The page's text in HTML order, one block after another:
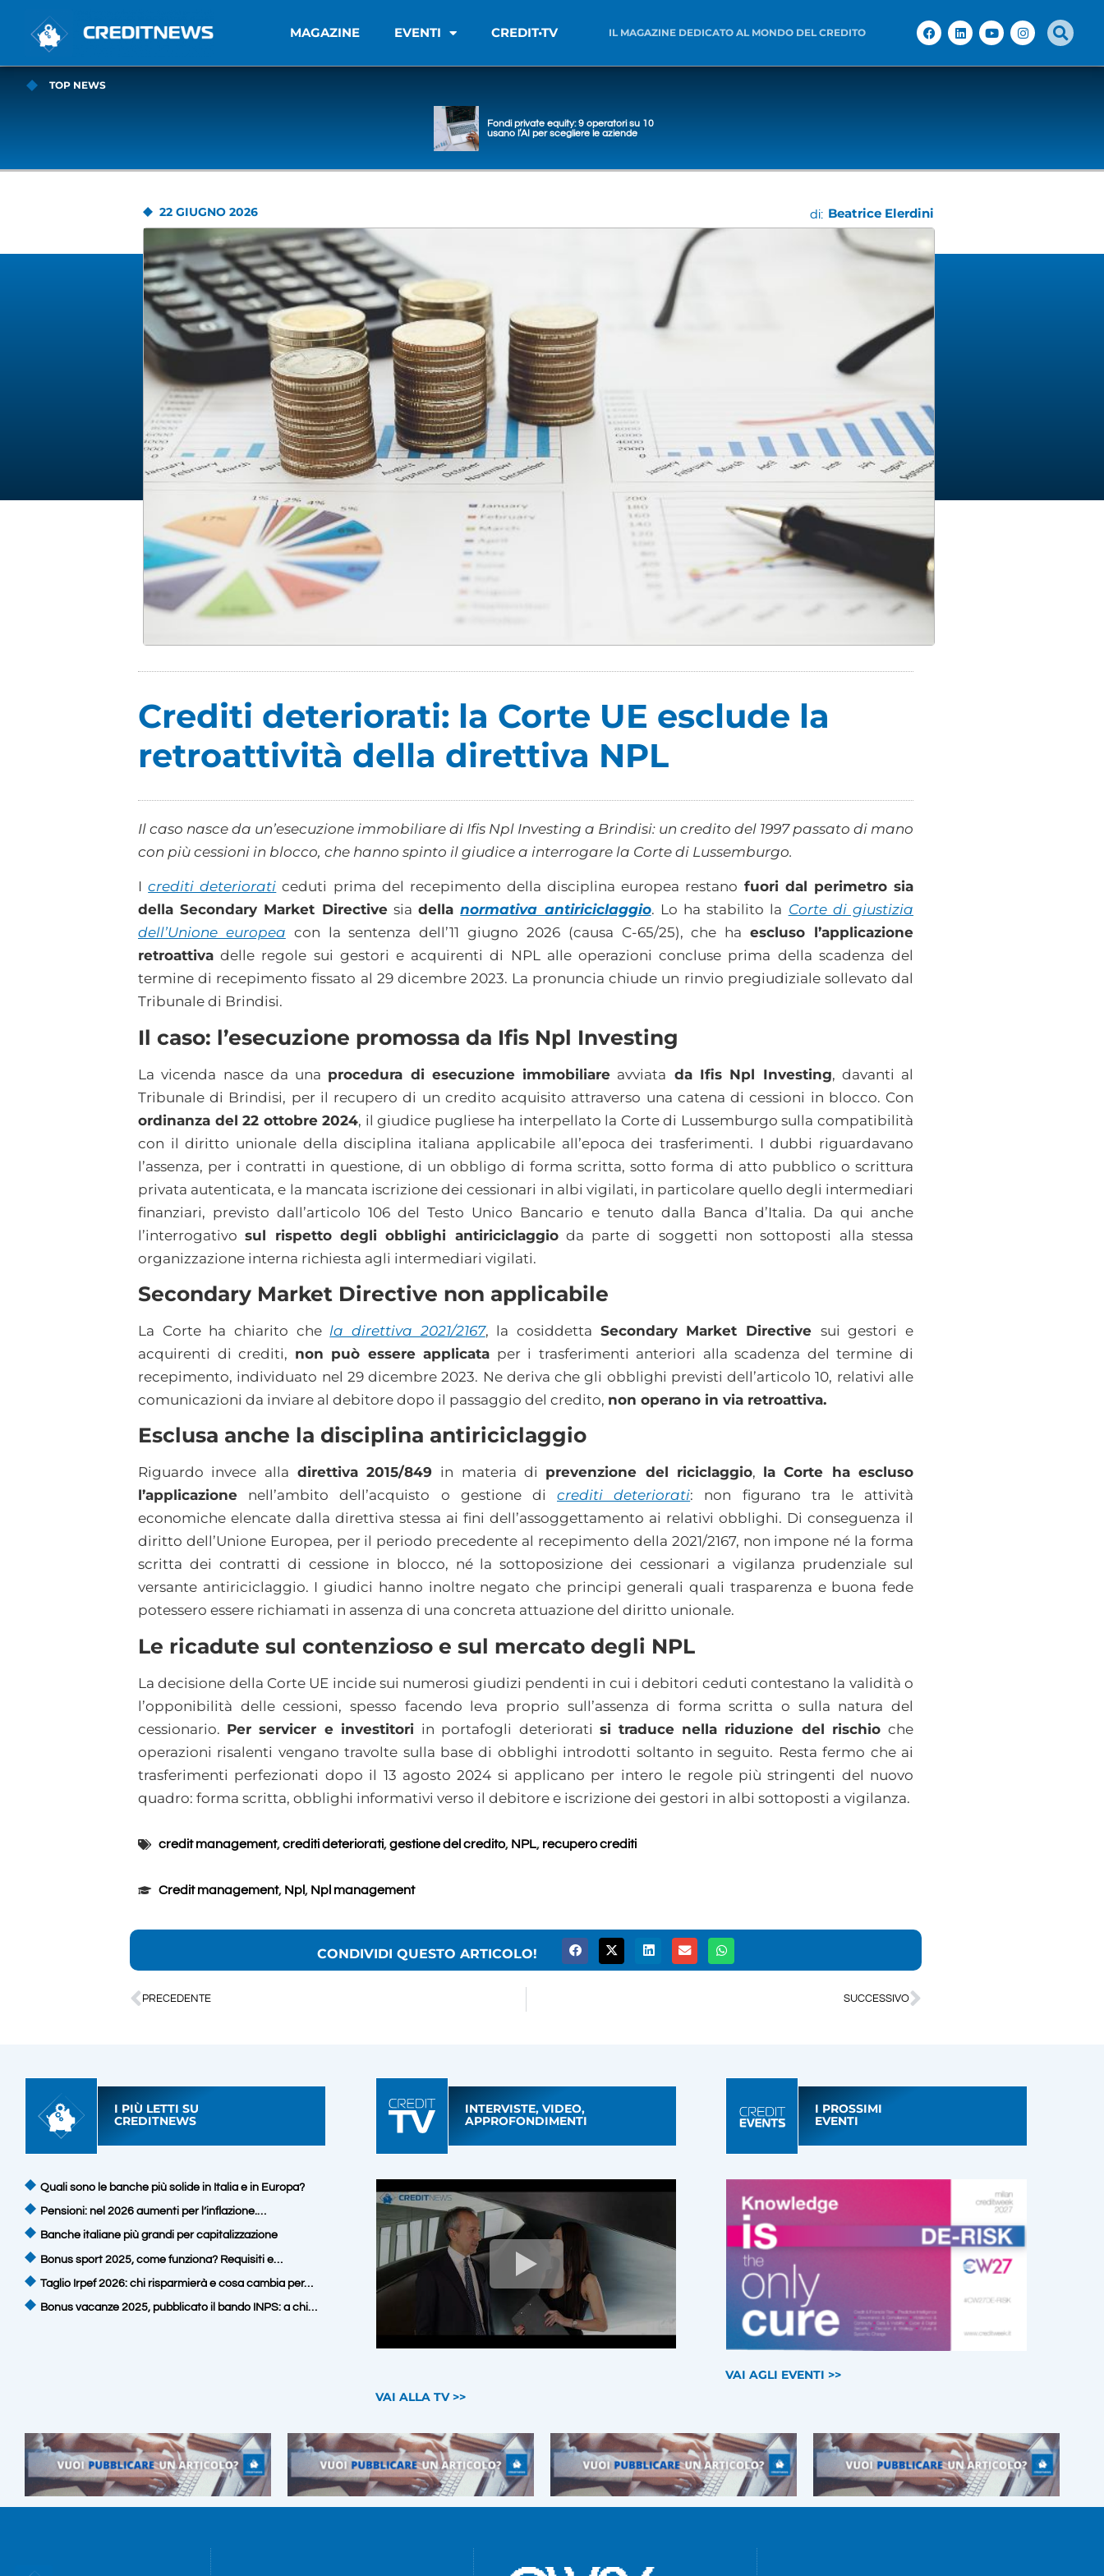
MAGAZINE EVENTI CREDIT•TV IL MAGAZINE DEDICATO AL MONDO DEL CREDITO
TOP NEWS
Fondi private equity: 9 operatori su 10
usano l’AI per scegliere le aziende
22 GIUGNO 2026 di: Beatrice Elerdini
Crediti deteriorati: la Corte UE esclude la
retroattività della direttiva NPL
Il caso nasce da un’esecuzione immobiliare di Ifis Npl Investing a Brindisi: un credito del 1997 passato di mano
con più cessioni in blocco, che hanno spinto il giudice a interrogare la Corte di Lussemburgo.
Icrediti deteriorati ceduti prima del recepimento della disciplina europea restano fuori dal perimetro sia
della Secondary Market Directivesiadellanormativa antiriciclaggio. Lo ha stabilito la Corte di giustizia
dell’Unione europea con la sentenza dell’11 giugno 2026 (causa C-65/25), che haescluso l’applicazione
retroattiva delle regole sui gestori e acquirenti di NPL alle operazioni concluse prima della scadenza del
termine di recepimento fissato al 29 dicembre 2023. La pronuncia chiude un rinvio pregiudiziale sollevato dal
Tribunale di Brindisi.
Il caso: l’esecuzione promossa da Ifis Npl Investing
La vicenda nasce da una procedura di esecuzione immobiliare avviata da Ifis Npl Investing, davanti al
Tribunale di Brindisi, per il recupero di un credito acquisito attraverso una catena di cessioni in blocco. Con
ordinanza del 22 ottobre 2024, il giudice pugliese ha interpellato la Corte di Lussemburgo sulla compatibilità
con il diritto unionale della disciplina italiana applicabile all’epoca dei trasferimenti. I dubbi riguardavano
l’assenza, per i contratti in questione, di un obbligo di forma scritta, sotto forma di atto pubblico o scrittura
privata autenticata, e la mancata iscrizione dei cessionari in albi vigilati, in particolare quello degli intermediari
finanziari, previsto dall’articolo 106 del Testo Unico Bancario e tenuto dalla Banca d’Italia. Da qui anche
l’interrogativosul rispetto degli obblighi antiriciclaggioda parte di soggetti non sottoposti alla stessa
organizzazione interna richiesta agli intermediari vigilati.
Secondary Market Directive non applicabile
La Corte ha chiarito chela direttiva 2021/2167, la cosiddetta Secondary Market Directive sui gestori e
acquirenti di crediti, non può essere applicata per i trasferimenti anteriori alla scadenza del termine di
recepimento, individuato nel 29 dicembre 2023. Ne deriva che gli obblighi previsti dell’articolo 10, relativi alle
comunicazioni da inviare al debitore dopo il passaggio del credito, non operano in via retroattiva.
Esclusa anche la disciplina antiriciclaggio
Riguardo invece alla direttiva 2015/849 in materia di prevenzione del riciclaggio, la Corte ha escluso
l’applicazione nell’ambito dell’acquisto o gestione di crediti deteriorati: non figurano tra le attività
economiche elencate dalla direttiva stessa ai fini dell’assoggettamento ai relativi obblighi. Di conseguenza il
diritto dell’Unione Europea, per il periodo precedente al recepimento della 2021/2167, non impone né la forma
scritta dei contratti di cessione in blocco, né la sottoposizione dei cessionari a vigilanza prudenziale sul
versante antiriciclaggio. I giudici hanno inoltre negato che principi generali quali trasparenza e buona fede
potessero essere richiamati in assenza di una concreta attuazione del diritto unionale.
Le ricadute sul contenzioso e sul mercato degli NPL
La decisione della Corte UE incide sui numerosi giudizi pendenti in cui i debitori ceduti contestano la validità o
l’opponibilità delle cessioni, spesso facendo leva proprio sull’assenza di forma scritta o sulla natura del
cessionario. Per servicer e investitori in portafogli deteriorati si traduce nella riduzione del rischioche
operazioni risalenti vengano travolte sulla base di obblighi introdotti soltanto in seguito. Resta fermo che ai
trasferimenti perfezionati dopo il 13 agosto 2024 si applicano per intero le regole più stringenti del nuovo
quadro: forma scritta, obblighi informativi verso il debitore e iscrizione dei gestori in albi sottoposti a vigilanza.
credit management,crediti deteriorati,gestione del credito, NPL, recupero crediti
Credit management, Npl , Npl management
CONDIVIDI QUESTO ARTICOLO!
PRECEDENTE SUCCESSIVO
I PIÙ LETTI SU
CREDITNEWS
Quali sono le banche più solide in Italia e in Europa?
Pensioni: nel 2026 aumenti per l’inflazione.…
Banche italiane più grandi per capitalizzazione
Bonus sport 2025, come funziona? Requisiti e…
Taglio Irpef 2026: chi risparmierà e cosa cambia per…
Bonus vacanze 2025, pubblicato il bando INPS: a chi…
INTERVISTE, VIDEO,
APPROFONDIMENTI
VAI ALLA TV >>
I PROSSIMI
EVENTI
VAI AGLI EVENTI >>